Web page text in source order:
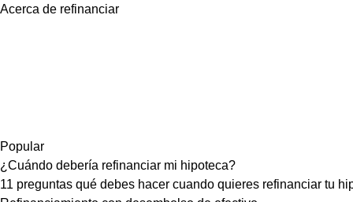
Acerca de refinanciar
Popular
¿Cuándo debería refinanciar mi hipoteca?
11 preguntas qué debes hacer cuando quieres refinanciar tu